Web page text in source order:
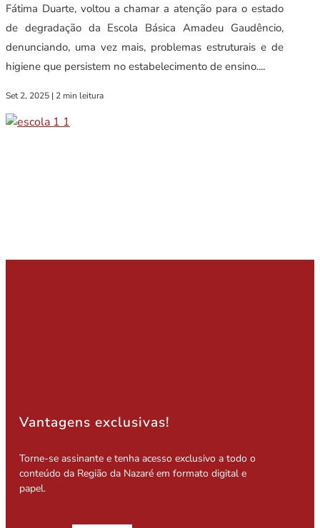
Fátima Duarte, voltou a chamar a atenção para o estado
de degradação da Escola Básica Amadeu Gaudêncio,
denunciando, uma vez mais, problemas estruturais e de
higiene que persistem no estabelecimento de ensino....
Set 2, 2025 | 2 min leitura
Vantagens exclusivas!
Torne-se assinante e tenha acesso exclusivo a todo o
conteúdo da Região da Nazaré em formato digital e
papel.